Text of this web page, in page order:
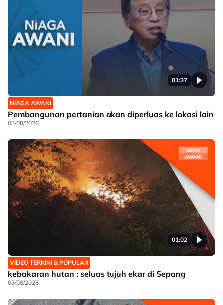
01:37
NIAGA AWANI
Pembangunan pertanian akan diperluas ke lokasi lain
03/08/2026
01:02
VIDEO TERKINI & POPULAR
kebakaran hutan : seluas tujuh ekar di Sepang
03/08/2026